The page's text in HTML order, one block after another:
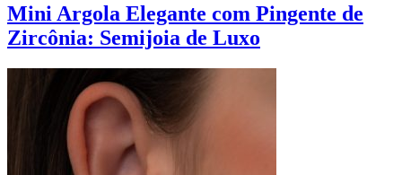
Mini Argola Elegante com Pingente de
Zircônia: Semijoia de Luxo